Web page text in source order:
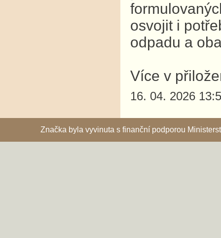
osvojit i
odpadu a
Více v
16. 04. 2026
Značka byla vyvinuta s finanční podporou